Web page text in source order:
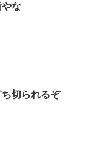
な
切られるぞ